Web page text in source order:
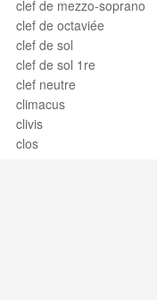
clef de mezzo-soprano
clef de octaviée
clef de sol
clef de sol 1re
clef neutre
climacus
clivis
clos